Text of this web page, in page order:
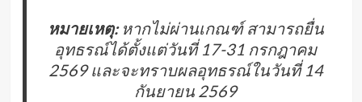
หมายเหตุ:หากไม่ผ่านเกณฑ์ สามารถยื่น
อุทธรณ์ได้ตั้งแต่วันที่ 17-31 กรกฎาคม
2569 และจะทราบผลอุทธรณ์ในวันที่ 14
กันยายน 2569